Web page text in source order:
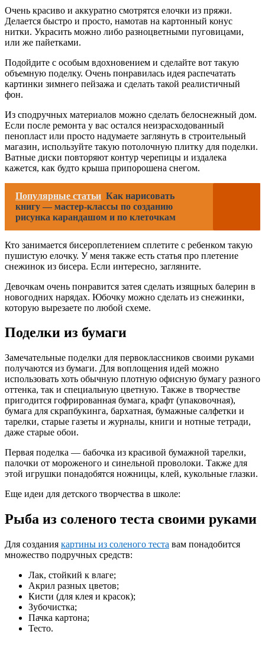
Очень красиво и аккуратно смотрятся елочки из пряжи.
Делается быстро и просто, намотав на картонный конус
нитки. Украсить можно либо разноцветными пуговицами,
или же пайетками.
Подойдите с особым вдохновением и сделайте вот такую
объемную поделку. Очень понравилась идея распечатать
картинки зимнего пейзажа и сделать такой реалистичный
фон.
Из сподручных материалов можно сделать белоснежный дом.
Если после ремонта у вас остался неизрасходованный
пенопласт или просто надумаете заглянуть в строительный
магазин, используйте такую потолочную плитку для поделки.
Ватные диски повторяют контур черепицы и издалека
кажется, как будто крыша припорошена снегом.
Популярные статьи Как нарисовать
книгу — мастер-классы по созданию
рисунка карандашом и по клеточкам
Кто занимается бисероплетением сплетите с ребенком такую
пушистую елочку. У меня также есть статья про плетение
снежинок из бисера. Если интересно, загляните.
Девочкам очень понравится затея сделать изящных балерин в
новогодних нарядах. Юбочку можно сделать из снежинки,
которую вырезаете по любой схеме.
Поделки из бумаги
Замечательные поделки для первоклассников своими руками
получаются из бумаги. Для воплощения идей можно
использовать хоть обычную плотную офисную бумагу разного
оттенка, так и специальную цветную. Также в творчестве
пригодится гофрированная бумага, крафт (упаковочная),
бумага для скрапбукинга, бархатная, бумажные салфетки и
тарелки, старые газеты и журналы, книги и нотные тетради,
даже старые обои.
Первая поделка — бабочка из красивой бумажной тарелки,
палочки от мороженого и синельной проволоки. Также для
этой игрушки понадобятся ножницы, клей, кукольные глазки.
Еще идеи для детского творчества в школе:
Рыба из соленого теста своими руками
Для создания картины из соленого теста вам понадобится
множество подручных средств:
Лак, стойкий к влаге;
Акрил разных цветов;
Кисти (для клея и красок);
Зубочистка;
Пачка картона;
Тесто.